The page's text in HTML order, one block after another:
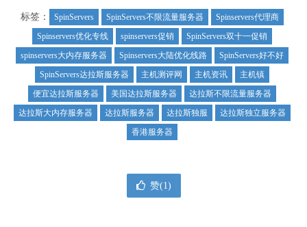
标签： SpinServers SpinServers不限流量服务器
Spinservers代理商
Spinservers优化专线
spinservers促销
SpinServers双十一促销
spinservers大内存服务器
Spinservers大陆优化线路
SpinServers好不好
SpinServers达拉斯服务器
主机测评网 主机资讯
主机镇
便宜达拉斯服务器
美国达拉斯服务器
达拉斯不限流量服务器
达拉斯大内存服务器
达拉斯服务器 达拉斯独服
达拉斯独立服务器
香港服务器
赞(1)